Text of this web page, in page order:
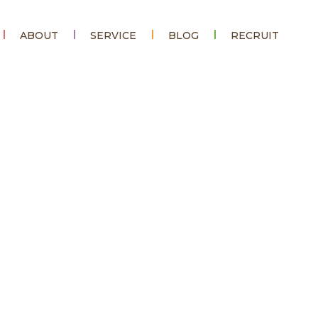
ABOUT SERVICE BLOG RECRUIT